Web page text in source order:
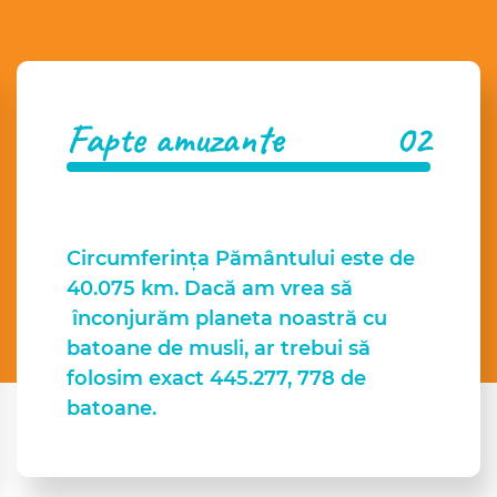
Fapte amuzante
Circumferința Pământului este de
40.075 km. Dacă am vrea să
înconjurăm planeta noastră cu
batoane de musli, ar trebui să
folosim exact 445.277, 778 de
batoane.